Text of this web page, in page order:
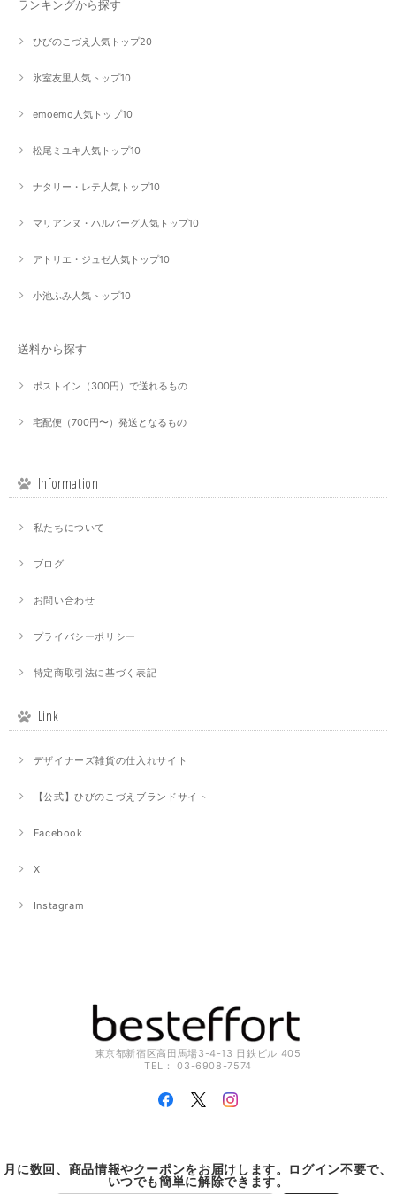
ランキングから探す
ひびのこづえ人気トップ20
氷室友里人気トップ10
emoemo人気トップ10
松尾ミユキ人気トップ10
ナタリー・レテ人気トップ10
マリアンヌ・ハルバーグ人気トップ10
アトリエ・ジュゼ人気トップ10
小池ふみ人気トップ10
送料から探す
ポストイン（300円）で送れるもの
宅配便（700円〜）発送となるもの
Information
私たちについて
ブログ
お問い合わせ
プライバシーポリシー
特定商取引法に基づく表記
Link
デザイナーズ雑貨の仕入れサイト
【公式】ひびのこづえブランドサイト
Facebook
X
Instagram
東京都新宿区高田馬場3-4-13 日鉄ビル 405
TEL： 03-6908-7574
月に数回、商品情報やクーポンをお届けします。ログイン不要で、
いつでも簡単に解除できます。